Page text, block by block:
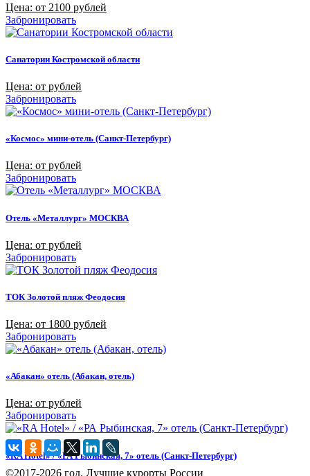
Цена: от 2100 рублей
Забронировать
Санатории Костромской области
Цена: от рублей
Забронировать
«Космос» мини-отель (Санкт-Петербург)
Цена: от рублей
Забронировать
Отель «Металлург» МОСКВА
Цена: от рублей
Забронировать
ТОК Золотой пляж Феодосия
Цена: от 1800 рублей
Забронировать
«Абакан» отель (Абакан, отель)
Цена: от рублей
Забронировать
«RA Hotel» / «РА Рыбинская, 7» отель (Санкт-Петербург)
©2017-2026 год. Лучшие курорты России